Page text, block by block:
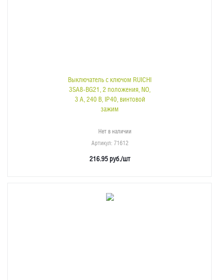
Выключатель с ключом RUICHI
3SA8-BG21, 2 положения, NO,
3 А, 240 В, IP40, винтовой
зажим
Нет в наличии
Артикул: 71612
216.95 руб./шт